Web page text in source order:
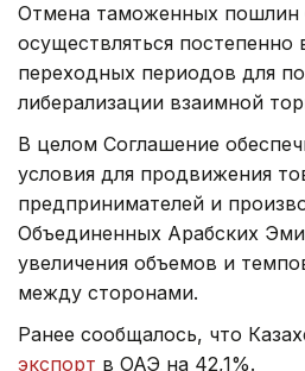
Отмена таможенных пошлин
осуществляться постепенно
переходных периодов для
либерализации взаимной
В целом Соглашение
условия для продвижения
предпринимателей и
Объединенных Арабских
увеличения объемов и
между сторонами.
Ранее сообщалось, что
экспорт в ОАЭ на 42,1%.